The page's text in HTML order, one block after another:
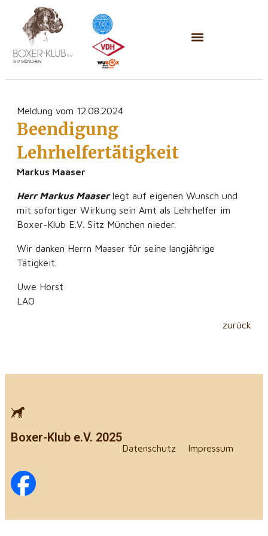
zurück
Meldung vom 12.08.2024
Beendigung
Lehrhelfertätigkeit
Markus Maaser
Herr Markus Maaserlegt auf eigenen Wunsch und
mit sofortiger Wirkung sein Amt als Lehrhelfer im
Boxer-Klub E.V. Sitz München nieder.
Wir danken Herrn Maaser für seine langjährige
Tätigkeit.
Uwe Horst
LAO
Boxer-Klub e.V. 2025
Datenschutz Impressum